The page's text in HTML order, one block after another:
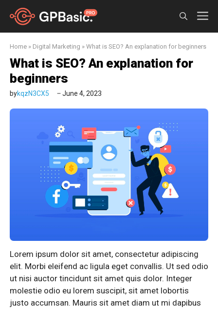
Home » Digital Marketing » What is SEO? An explanation for beginners
What is SEO? An explanation for
beginners
bykqzN3CX5 June 4, 2023
Lorem ipsum dolor sit amet, consectetur adipiscing
elit. Morbi eleifend ac ligula eget convallis. Ut sed odio
ut nisi auctor tincidunt sit amet quis dolor. Integer
molestie odio eu lorem suscipit, sit amet lobortis
justo accumsan. Mauris sit amet diam ut mi dapibus